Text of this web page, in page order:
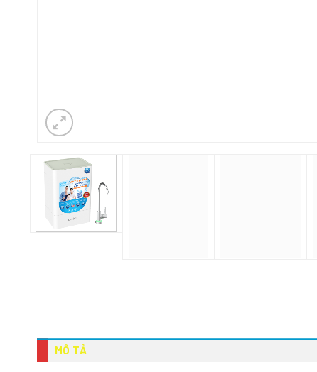
MÔ TẢ